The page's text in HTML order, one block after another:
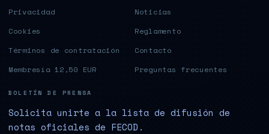
Privacidad
Cookies
Términos de contratación
Membresía 12,50 EUR
Noticias
Reglamento
Contacto
Preguntas frecuentes
BOLETÍN DE PRENSA
Solicita unirte a la lista de difusión de
notas oficiales de FECOD.